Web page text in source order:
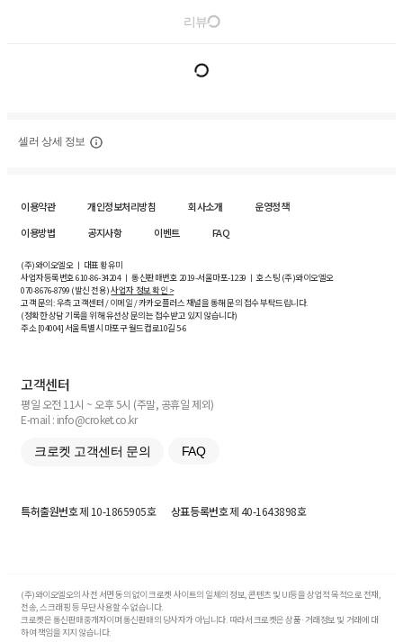
리뷰
셀러 상세 정보
이용약관 개인정보처리방침 회사소개
운영정책
이용방법
공지사항 이벤트 FAQ
(주)와이오엘오 ㅣ 대표 황유미
사업자등록번호610-86-34204ㅣ 통신판매번호 2019-서울마포-1239 ㅣ 호스팅 (주)와이오엘오
070-8676-8799 (발신 전용)사업자 정보 확인 >
고객 문의: 우측 고객센터 / 이메일 / 카카오플러스 채널을 통해 문의 접수 부탁드립니다.
(정확한 상담 기록을 위해 유선상 문의는 접수받고 있지 않습니다)
주소 [04004] 서울특별시 마포구 월드컵로10길5-6
고객센터
평일 오전 11시 ~ 오후 5시 (주말, 공휴일 제외)
E-mail : info@croket.co.kr
크로켓 고객센터 문의 FAQ
특허출원번호제 10-1865905호 상표등록번호제 40-1643898호
(주)와이오엘오의 사전 서면 동의 없이 크로켓 사이트의 일체의 정보, 콘텐츠 및 UI등을 상업적 목적으로 전재,
전송, 스크래핑 등 무단 사용할 수 없습니다.
크로켓은 통신판매중개자이며 통신판매의 당사자가 아닙니다. 따라서 크로켓은 상품·거래정보 및 거래에 대
하여 책임을 지지 않습니다.